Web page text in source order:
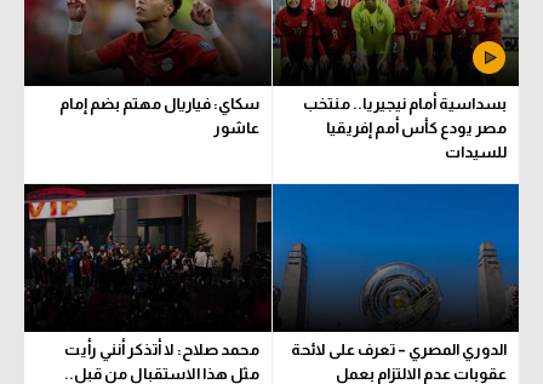
بسداسية أمام نيجيريا.. منتخب
مصر يودع كأس أمم إفريقيا
للسيدات
سكاي: فياريال مهتم بضم إمام
عاشور
الدوري المصري – تعرف على لائحة
عقوبات عدم الالتزام بعمل
محمد صلاح: لا أتذكر أنني رأيت
مثل هذا الاستقبال من قبل..